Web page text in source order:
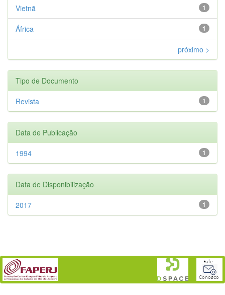
1
Vietnã
1
África
próximo >
Tipo de Documento
1
Revista
Data de Publicação
1
1994
Data de Disponibilização
1
2017